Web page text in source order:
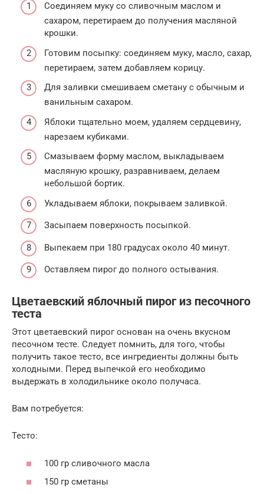
Соединяем муку со сливочным маслом и
сахаром, перетираем до получения масляной
крошки.
Готовим посыпку: соединяем муку, масло, сахар,
перетираем, затем добавляем корицу.
Для заливки смешиваем сметану с обычным и
ванильным сахаром.
Яблоки тщательно моем, удаляем сердцевину,
нарезаем кубиками.
Смазываем форму маслом, выкладываем
масляную крошку, разравниваем, делаем
небольшой бортик.
Укладываем яблоки, покрываем заливкой.
Засыпаем поверхность посыпкой.
Выпекаем при 180 градусах около 40 минут.
Оставляем пирог до полного остывания.
Цветаевский яблочный пирог из песочного
теста
Этот цветаевский пирог основан на очень вкусном
песочном тесте. Следует помнить, для того, чтобы
получить такое тесто, все ингредиенты должны быть
холодными. Перед выпечкой его необходимо
выдержать в холодильнике около получаса.
Вам потребуется:
Тесто:
100 гр сливочного масла
150 гр сметаны